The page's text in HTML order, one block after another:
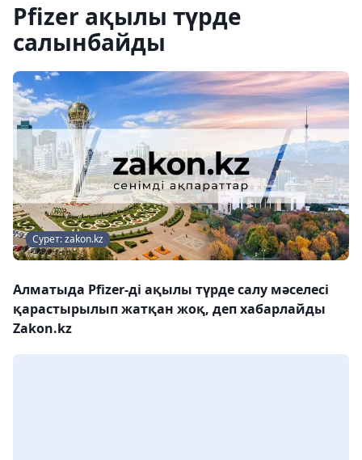
Pfizer ақылы түрде
салынбайды
Сурет: zakon.kz
Алматыда Pfizer-ді ақылы түрде салу мәселесі
қарастырылып жатқан жоқ, деп хабарлайды
Zakon.kz